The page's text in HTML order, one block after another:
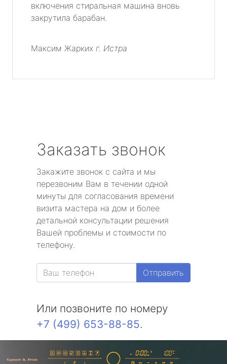
включения стиральная машина вновь
закрутила барабан.
Максим Жарких г. Истра
Заказать звонок
Закажите звонок с сайта и мы
перезвоним Вам в течении одной
минуты для согласования времени
визита мастера на дом и более
детальной консультации решения
Вашей проблемы и стоимости по
телефону.
Отправить
Или позвоните по номеру
+7 (499) 653-88-85.